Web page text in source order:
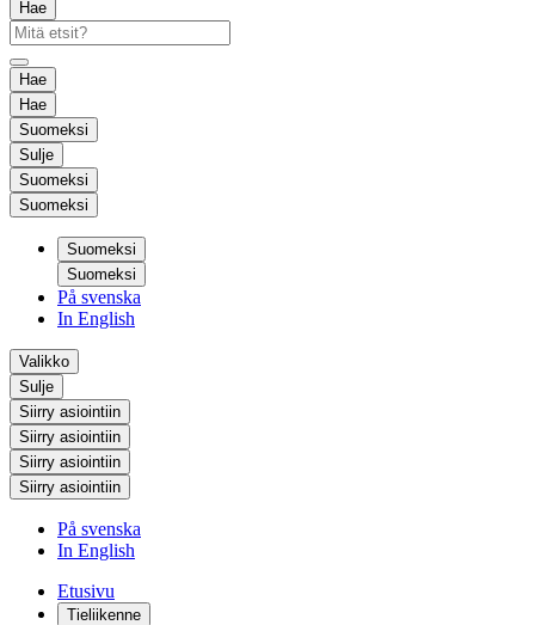
Hae
Hae
Hae
Suomeksi
Sulje
Suomeksi
Suomeksi
Suomeksi
Suomeksi
På svenska
In English
Valikko
Sulje
Siirry asiointiin
Siirry asiointiin
Siirry asiointiin
Siirry asiointiin
På svenska
In English
Etusivu
Tieliikenne